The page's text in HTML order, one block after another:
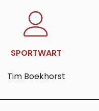
SPORTWART
Tim Boekhorst